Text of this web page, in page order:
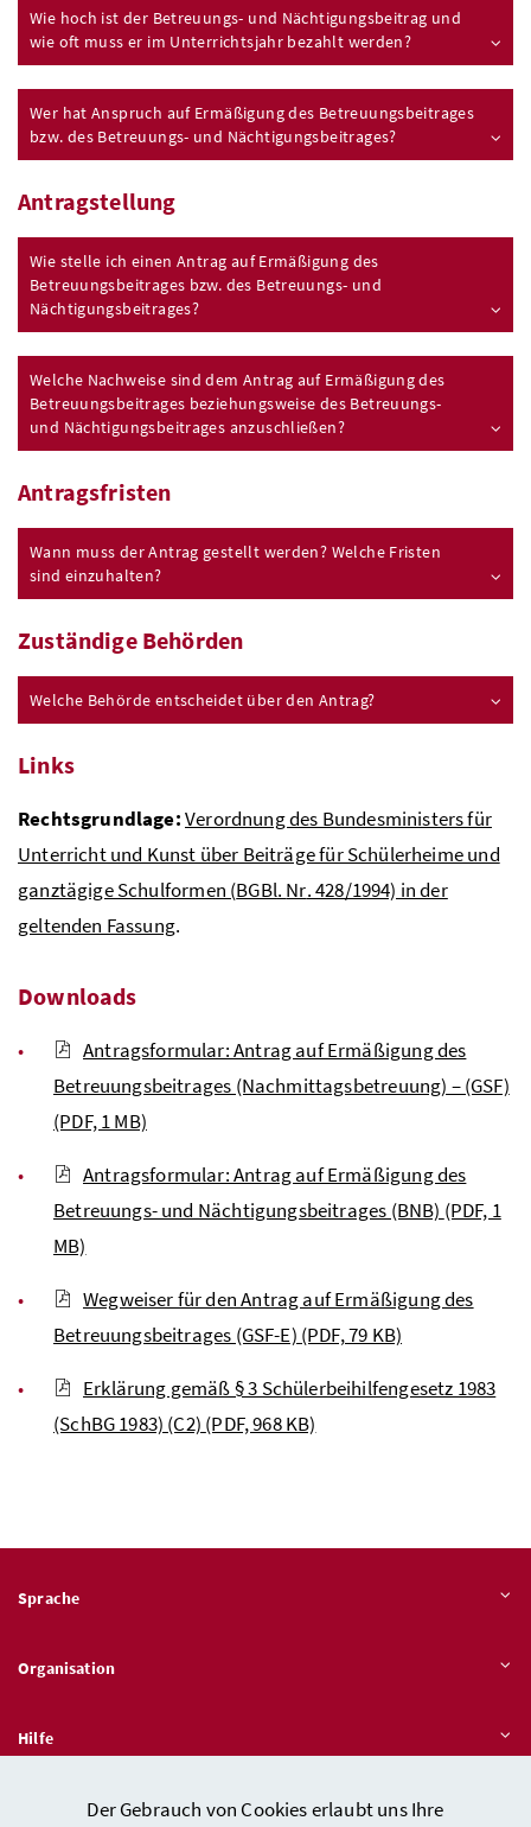
Der Gebrauch von Cookies erlaubt uns Ihre
Wie hoch ist der Betreuungs- und Nächtigungsbeitrag und
wie oft muss er im Unterrichtsjahr bezahlt werden?
Wer hat Anspruch auf Ermäßigung des Betreuungsbeitrages
bzw. des Betreuungs- und Nächtigungsbeitrages?
Antragstellung
Wie stelle ich einen Antrag auf Ermäßigung des
Betreuungsbeitrages bzw. des Betreuungs- und
Nächtigungsbeitrages?
Welche Nachweise sind dem Antrag auf Ermäßigung des
Betreuungsbeitrages beziehungsweise des Betreuungs-
und Nächtigungsbeitrages anzuschließen?
Antragsfristen
Wann muss der Antrag gestellt werden? Welche Fristen
sind einzuhalten?
Zuständige Behörden
Welche Behörde entscheidet über den Antrag?
Links
Rechtsgrundlage:Verordnung des Bundesministers für
Unterricht und Kunst über Beiträge für Schülerheime und
ganztägige Schulformen (BGBl. Nr. 428/1994) in der
geltenden Fassung.
Downloads
Antragsformular: Antrag auf Ermäßigung des
Betreuungsbeitrages (Nachmittagsbetreuung) – (GSF)
(PDF, 1 MB)
Antragsformular: Antrag auf Ermäßigung des
Betreuungs- und Nächtigungsbeitrages (BNB) (PDF, 1
MB)
Wegweiser für den Antrag auf Ermäßigung des
Betreuungsbeitrages (GSF-E) (PDF, 79 KB)
Erklärung gemäß § 3 Schülerbeihilfengesetz 1983
(SchBG 1983) (C2) (PDF, 968 KB)
Sprache
Organisation
Hilfe
Quicklinks